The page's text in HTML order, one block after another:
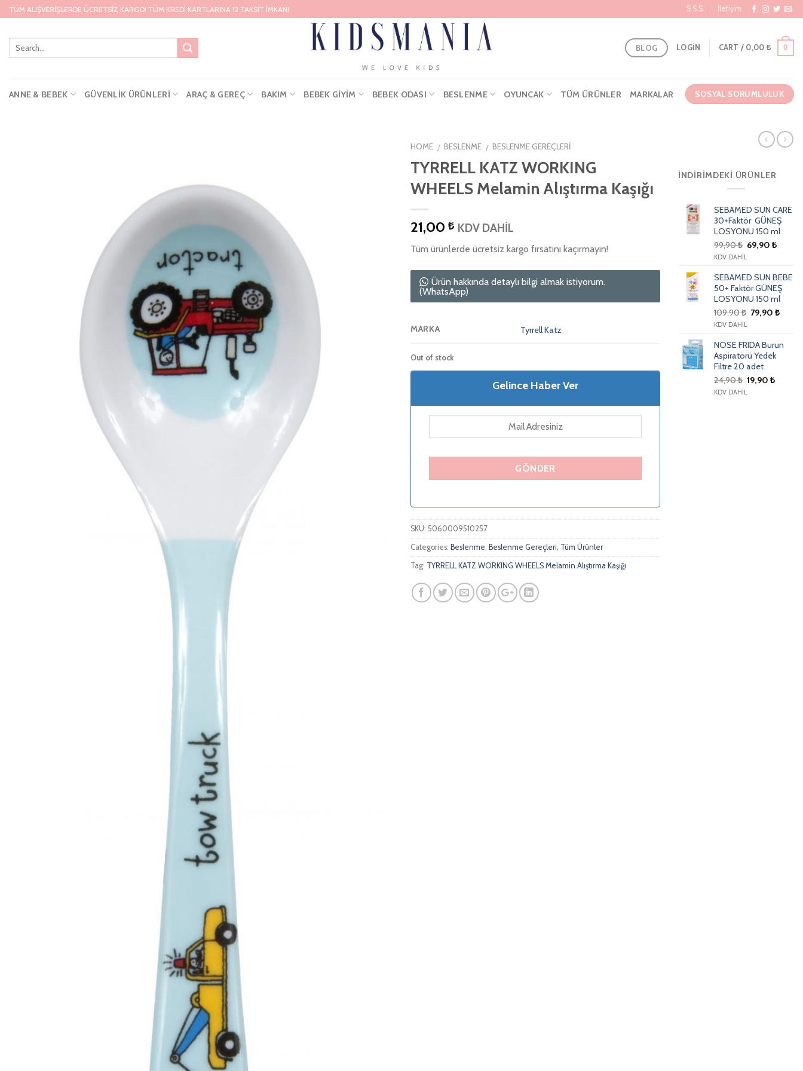
Skip
to
content
TÜM ALIŞVERİŞLERDE ÜCRETSİZ KARGO! TÜM KREDİ KARTLARINA 12 TAKSİT İMKANI S.S.S. İletişim
BLOG LOGIN CART / 0,00 ₺ 0
ANNE & BEBEK GÜVENLIK ÜRÜNLERI ARAÇ & GEREÇ BAKIM BEBEK GIYIM BEBEK ODASI BESLENME OYUNCAK TÜM ÜRÜNLER MARKALAR SOSYAL SORUMLULUK
HOME / BESLENME / BESLENME GEREÇLERI
TYRRELL KATZ WORKING
WHEELS Melamin Alıştırma Kaşığı
21,00 ₺ KDV DAHİL
Tüm ürünlerde ücretsiz kargo fırsatını kaçırmayın!
Ürün hakkında detaylı bilgi almak istiyorum.
(WhatsApp)
MARKA Tyrrell Katz
Out of stock
Gelince Haber Ver
SKU: 5060009510257
Categories: Beslenme, Beslenme Gereçleri, Tüm Ürünler
Tag: TYRRELL KATZ WORKING WHEELS Melamin Alıştırma Kaşığı
İNDIRIMDEKI ÜRÜNLER
SEBAMED SUN CARE
30+Faktör GÜNEŞ
LOSYONU 150 ml
99,90₺ 69,90₺
KDV DAHİL
SEBAMED SUN BEBE
50+ Faktör GÜNEŞ
LOSYONU 150 ml
109,90₺ 79,90₺
KDV DAHİL
NOSE FRIDA Burun
Aspiratörü Yedek
Filtre 20 adet
24,90₺ 19,90₺
KDV DAHİL